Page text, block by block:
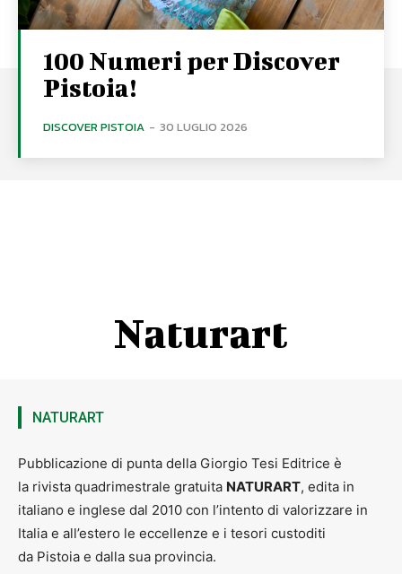
100 Numeri per Discover
Pistoia!
DISCOVER PISTOIA - 30 LUGLIO 2026
Naturart
NATURART
Pubblicazione di punta della Giorgio Tesi Editrice è
la rivista quadrimestrale gratuita NATURART, edita in
italiano e inglese dal 2010 con l’intento di valorizzare in
Italia e all’estero le eccellenze e i tesori custoditi
da Pistoia e dalla sua provincia.